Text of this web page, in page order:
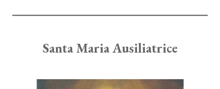
Santa Maria Ausiliatrice